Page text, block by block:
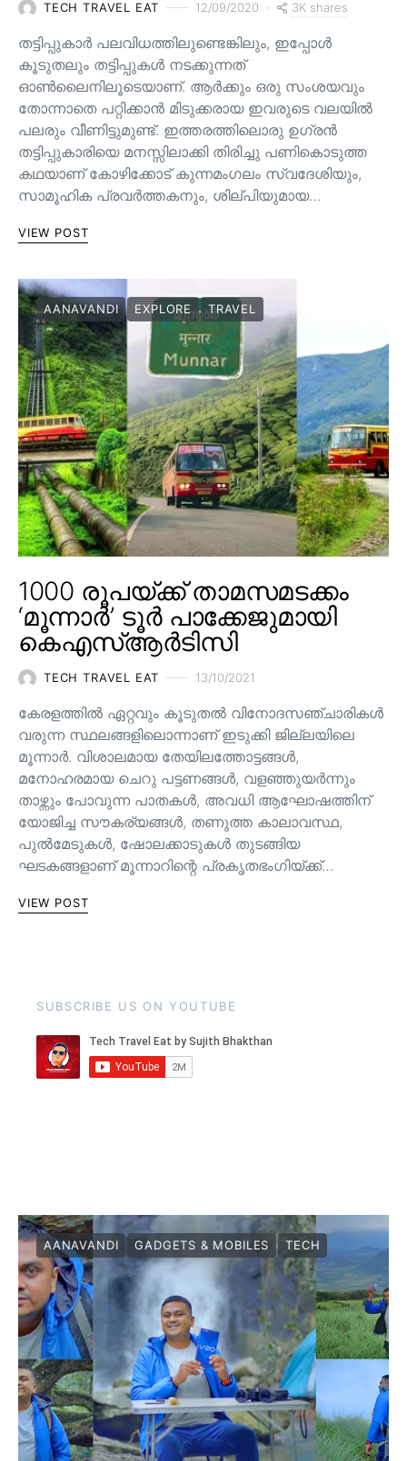
TECH TRAVEL EAT 12/09/2020 3K shares
തട്ടിപ്പുകാർ പലവിധത്തിലുണ്ടെങ്കിലും, ഇപ്പോൾ
കൂടുതലും തട്ടിപ്പുകൾ നടക്കുന്നത്
ഓൺലൈനിലൂടെയാണ്. ആർക്കും ഒരു സംശയവും
തോന്നാതെ പറ്റിക്കാൻ മിടുക്കരായ ഇവരുടെ വലയിൽ
പലരും വീണിട്ടുമുണ്ട്. ഇത്തരത്തിലൊരു ഉഗ്രൻ
തട്ടിപ്പുകാരിയെ മനസ്സിലാക്കി തിരിച്ചു പണികൊടുത്ത
കഥയാണ് കോഴിക്കോട് കുന്നമംഗലം സ്വദേശിയും,
സാമൂഹിക പ്രവർത്തകനും, ശില്പിയുമായ…
VIEW POST
AANAVANDI EXPLORE TRAVEL
1000 രൂപയ്ക്ക് താമസമടക്കം
‘മൂന്നാർ’ ടൂർ പാക്കേജുമായി
കെഎസ്ആർടിസി
TECH TRAVEL EAT 13/10/2021
കേരളത്തിൽ ഏറ്റവും കൂടുതൽ വിനോദസഞ്ചാരികൾ
വരുന്ന സ്ഥലങ്ങളിലൊന്നാണ് ഇടുക്കി ജില്ലയിലെ
മൂന്നാർ. വിശാലമായ തേയിലത്തോട്ടങ്ങള്‍,
മനോഹരമായ ചെറു പട്ടണങ്ങള്‍, വളഞ്ഞുയര്‍ന്നും
താഴ്ന്നും പോവുന്ന പാതകള്‍, അവധി ആഘോഷത്തിന്
യോജിച്ച സൗകര്യങ്ങള്‍, തണുത്ത കാലാവസ്ഥ,
പുൽമേടുകൾ, ഷോലക്കാടുകൾ തുടങ്ങിയ
ഘടകങ്ങളാണ് മൂന്നാറിന്റെ പ്രകൃതഭംഗിയ്ക്ക്…
VIEW POST
SUBSCRIBE US ON YOUTUBE
AANAVANDI GADGETS & MOBILES TECH